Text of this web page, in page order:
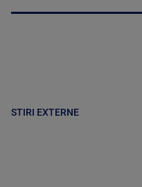
STIRI EXTERNE